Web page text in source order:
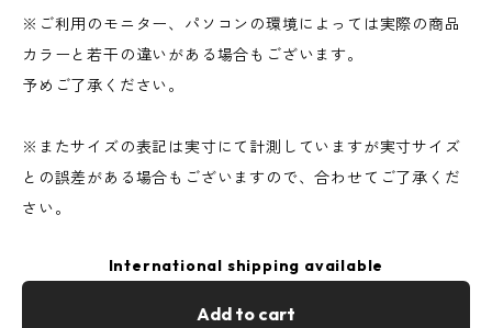
※ご利用のモニター、パソコンの環境によっては実際の商品
カラーと若干の違いがある場合もございます。
予めご了承ください。
※またサイズの表記は実寸にて計測していますが実寸サイズ
との誤差がある場合もございますので、合わせてご了承くだ
さい。
International shipping available
Add to cart